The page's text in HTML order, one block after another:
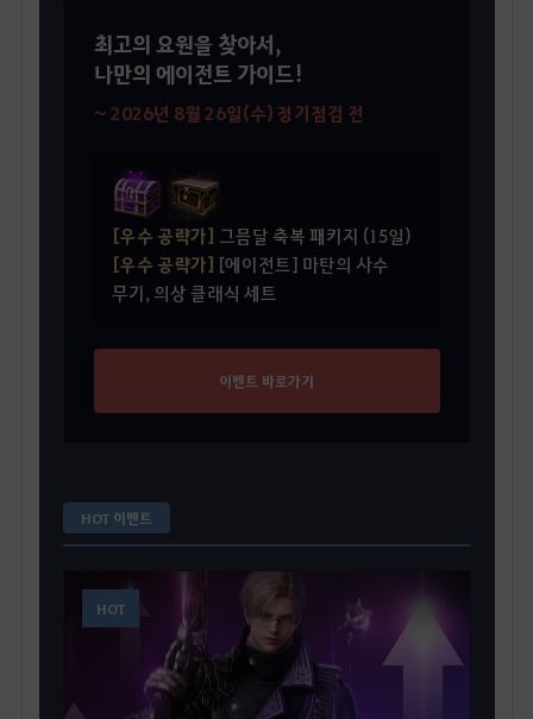
최고의 요원을 찾아서,
나만의 에이전트 가이드!
~ 2026년 8월 26일(수) 정기점검 전
[우수 공략가] 그믐달 축복 패키지 (15일)
[우수 공략가] [에이전트] 마탄의 사수
무기, 의상 클래식 세트
이벤트 바로가기
HOT 이벤트
HOT